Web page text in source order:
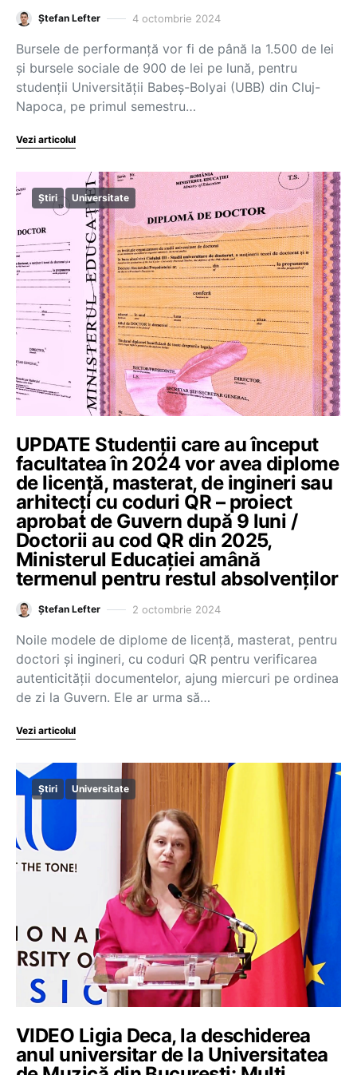
Ștefan Lefter 4 octombrie 2024
Bursele de performanță vor fi de până la 1.500 de lei
și bursele sociale de 900 de lei pe lună, pentru
studenții Universității Babeș-Bolyai (UBB) din Cluj-
Napoca, pe primul semestru…
Vezi articolul
Știri Universitate
UPDATE Studenții care au început
facultatea în 2024 vor avea diplome
de licență, masterat, de ingineri sau
arhitecți cu coduri QR – proiect
aprobat de Guvern după 9 luni /
Doctorii au cod QR din 2025,
Ministerul Educației amână
termenul pentru restul absolvenților
Ștefan Lefter 2 octombrie 2024
Noile modele de diplome de licență, masterat, pentru
doctori și ingineri, cu coduri QR pentru verificarea
autenticității documentelor, ajung miercuri pe ordinea
de zi la Guvern. Ele ar urma să…
Vezi articolul
Știri Universitate
VIDEO Ligia Deca, la deschiderea
anul universitar de la Universitatea